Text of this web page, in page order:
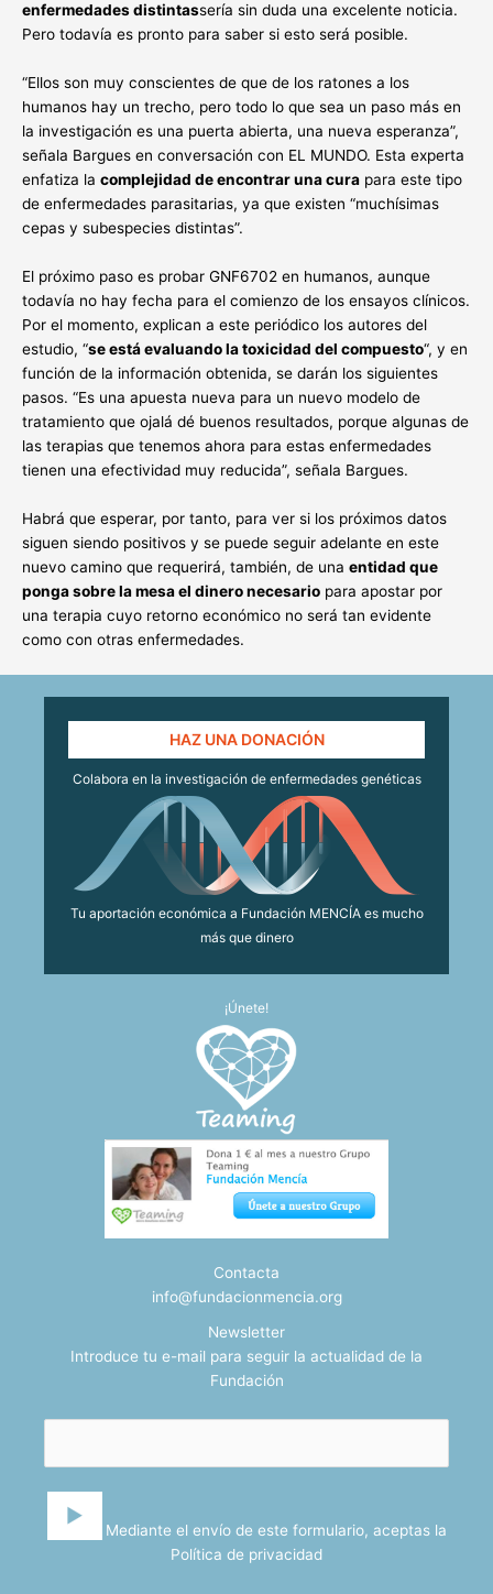
enfermedades distintassería sin duda una excelente noticia.
Pero todavía es pronto para saber si esto será posible.
“Ellos son muy conscientes de que de los ratones a los
humanos hay un trecho, pero todo lo que sea un paso más en
la investigación es una puerta abierta, una nueva esperanza”,
señala Bargues en conversación con EL MUNDO. Esta experta
enfatiza la complejidad de encontrar una cura para este tipo
de enfermedades parasitarias, ya que existen “muchísimas
cepas y subespecies distintas”.
El próximo paso es probar GNF6702 en humanos, aunque
todavía no hay fecha para el comienzo de los ensayos clínicos.
Por el momento, explican a este periódico los autores del
estudio, “se está evaluando la toxicidad del compuesto“, y en
función de la información obtenida, se darán los siguientes
pasos. “Es una apuesta nueva para un nuevo modelo de
tratamiento que ojalá dé buenos resultados, porque algunas de
las terapias que tenemos ahora para estas enfermedades
tienen una efectividad muy reducida”, señala Bargues.
Habrá que esperar, por tanto, para ver si los próximos datos
siguen siendo positivos y se puede seguir adelante en este
nuevo camino que requerirá, también, de una entidad que
ponga sobre la mesa el dinero necesario para apostar por
una terapia cuyo retorno económico no será tan evidente
como con otras enfermedades.
HAZ UNA DONACIÓN
Colabora en la investigación de enfermedades genéticas
Tu aportación económica a Fundación MENCÍA es mucho
más que dinero
¡Únete!
Contacta
info@fundacionmencia.org
Newsletter
Introduce tu e-mail para seguir la actualidad de la
Fundación
Mediante el envío de este formulario, aceptas la
Política de privacidad